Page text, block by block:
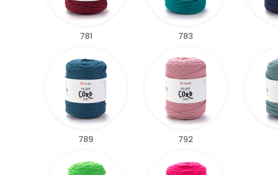
781 783
789 792